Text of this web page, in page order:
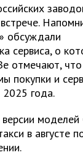
обсуждали
сервиса, о
отмечают,
покупки и
года.
моделей
в августе